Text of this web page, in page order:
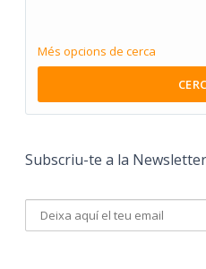
Més opcions de cerca
Subscriu-te a la Newsletter